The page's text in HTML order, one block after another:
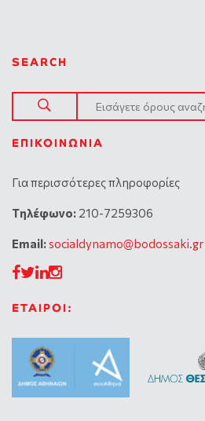
SEARCH
ΕΠΙΚΟΙΝΩΝΊΑ
Για περισσότερες πληροφορίες
Tηλέφωνο: 210-7259306
Email:socialdynamo@bodossaki.gr
ΕΤΑΙΡΟΙ: